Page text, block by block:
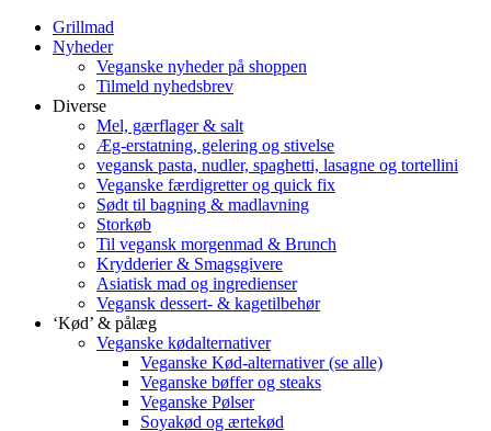
Grillmad
Nyheder
Veganske nyheder på shoppen
Tilmeld nyhedsbrev
Diverse
Mel, gærflager & salt
Æg-erstatning, gelering og stivelse
vegansk pasta, nudler, spaghetti, lasagne og tortellini
Veganske færdigretter og quick fix
Sødt til bagning & madlavning
Storkøb
Til vegansk morgenmad & Brunch
Krydderier & Smagsgivere
Asiatisk mad og ingredienser
Vegansk dessert- & kagetilbehør
‘Kød’ & pålæg
Veganske kødalternativer
Veganske Kød-alternativer (se alle)
Veganske bøffer og steaks
Veganske Pølser
Soyakød og ærtekød